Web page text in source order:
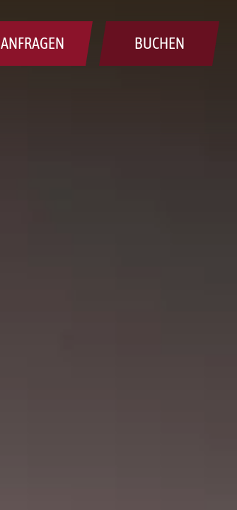
ANFRAGEN BUCHEN